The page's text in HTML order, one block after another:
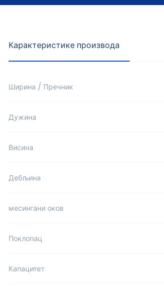
Карактеристике производа
Ширина / Пречник
Дужина
Висина
Дебљина
месингани оков
Поклопац
Капацитет